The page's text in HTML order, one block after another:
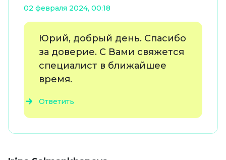
02 февраля 2024, 00:18
Юрий, добрый день. Спасибо
за доверие. С Вами свяжется
специалист в ближайшее
время.
Ответить